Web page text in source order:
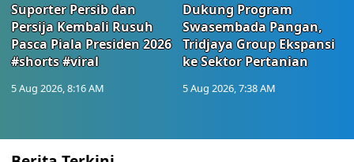
Suporter Persib dan
Persija Kembali Rusuh
Pasca Piala Presiden 2026
#shorts #viral
5 Aug 2026, 8:16 AM
Dukung Program
Swasembada Pangan,
Tridjaya Group Ekspansi
ke Sektor Pertanian
5 Aug 2026, 7:38 AM